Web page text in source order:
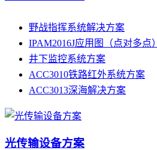
野战指挥系统解决方案
IPAM2016J应用图（点对多点）
井下监控系统方案
ACC3010铁路红外系统方案
ACC3013深海解决方案
光传输设备方案